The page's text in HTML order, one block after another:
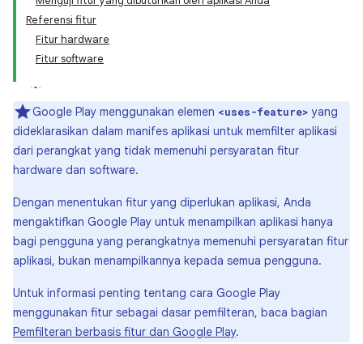
Referensi fitur
Fitur hardware
Fitur software
Google Play menggunakan elemen <uses-feature> yang
dideklarasikan dalam manifes aplikasi untuk memfilter aplikasi
dari perangkat yang tidak memenuhi persyaratan fitur
hardware dan software.
Dengan menentukan fitur yang diperlukan aplikasi, Anda
mengaktifkan Google Play untuk menampilkan aplikasi hanya
bagi pengguna yang perangkatnya memenuhi persyaratan fitur
aplikasi, bukan menampilkannya kepada semua pengguna.
Untuk informasi penting tentang cara Google Play
menggunakan fitur sebagai dasar pemfilteran, baca bagian
Pemfilteran berbasis fitur dan Google Play.